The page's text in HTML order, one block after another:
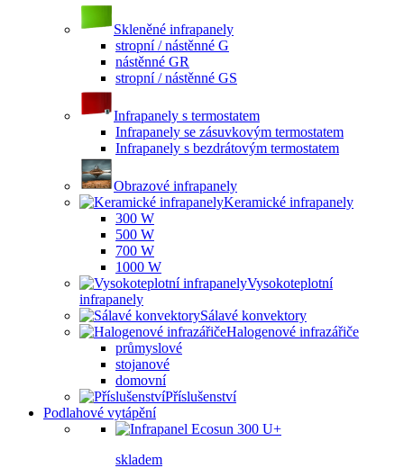
Skleněné infrapanely
stropní / nástěnné G
nástěnné GR
stropní / nástěnné GS
Infrapanely s termostatem
Infrapanely se zásuvkovým termostatem
Infrapanely s bezdrátovým termostatem
Obrazové infrapanely
Keramické infrapanely
300 W
500 W
700 W
1000 W
Vysokoteplotní
infrapanely
Sálavé konvektory
Halogenové infrazářiče
průmyslové
stojanové
domovní
Příslušenství
Podlahové vytápění
skladem